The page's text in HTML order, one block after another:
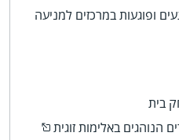
ופוגעות במרכזים למניעה
בית
הנוהגים באלימות זוגית